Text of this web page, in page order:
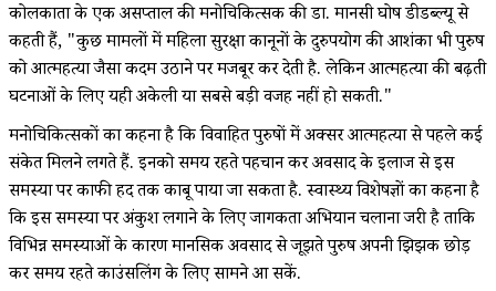
कोलकाता के एक असप्ताल की मनोचिकित्सक की डा. मानसी घोष डीडब्ल्यू से
कहती हैं, "कुछ मामलों में महिला सुरक्षा कानूनों के दुरुपयोग की आशंका भी पुरुष
को आत्महत्या जैसा कदम उठाने पर मजबूर कर देती है. लेकिन आत्महत्या की बढ़ती
घटनाओं के लिए यही अकेली या सबसे बड़ी वजह नहीं हो सकती."
मनोचिकित्सकों का कहना है कि विवाहित पुरुषों में अक्सर आत्महत्या से पहले कई
संकेत मिलने लगते हैं. इनको समय रहते पहचान कर अवसाद के इलाज से इस
समस्या पर काफी हद तक काबू पाया जा सकता है. स्वास्थ्य विशेषज्ञों का कहना है
कि इस समस्या पर अंकुश लगाने के लिए जागरूकता अभियान चलाना जरूरी है ताकि
विभिन्न समस्याओं के कारण मानसिक अवसाद से जूझते पुरुष अपनी झिझक छोड़
कर समय रहते काउंसलिंग के लिए सामने आ सकें.